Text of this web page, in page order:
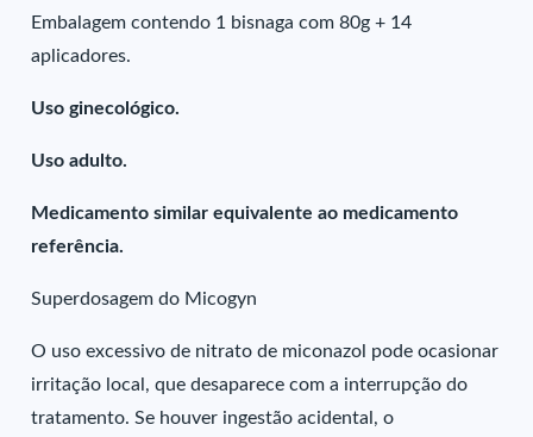
Embalagem contendo 1 bisnaga com 80g + 14
aplicadores.
Uso ginecológico.
Uso adulto.
Medicamento similar equivalente ao medicamento
referência.
Superdosagem do Micogyn
O uso excessivo de nitrato de miconazol pode ocasionar
irritação local, que desaparece com a interrupção do
tratamento. Se houver ingestão acidental, o